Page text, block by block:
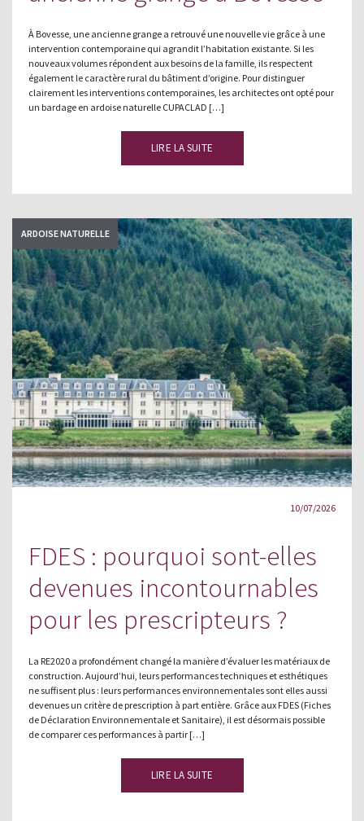
À Bovesse, une ancienne grange a retrouvé une nouvelle vie grâce à une
intervention contemporaine qui agrandit l’habitation existante. Si les
nouveaux volumes répondent aux besoins de la famille, ils respectent
également le caractère rural du bâtiment d’origine. Pour distinguer
clairement les interventions contemporaines, les architectes ont opté pour
un bardage en ardoise naturelle CUPACLAD […]
LIRE LA SUITE
ARDOISE NATURELLE
10/07/2026
FDES : pourquoi sont-elles
devenues incontournables
pour les prescripteurs ?
La RE2020 a profondément changé la manière d’évaluer les matériaux de
construction. Aujourd’hui, leurs performances techniques et esthétiques
ne suffisent plus : leurs performances environnementales sont elles aussi
devenues un critère de prescription à part entière. Grâce aux FDES (Fiches
de Déclaration Environnementale et Sanitaire), il est désormais possible
de comparer ces performances à partir […]
LIRE LA SUITE